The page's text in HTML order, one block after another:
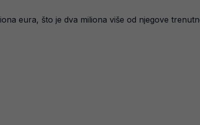
eura, što je dva miliona više od njegove